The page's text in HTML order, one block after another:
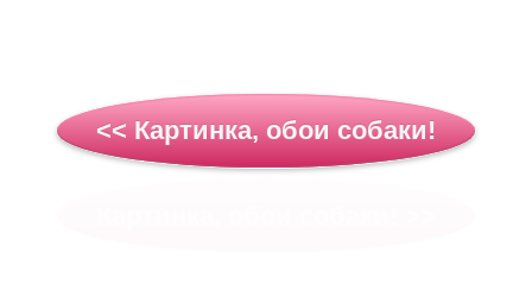
<< Картинка, обои собаки!